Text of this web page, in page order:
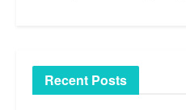
Recent Posts